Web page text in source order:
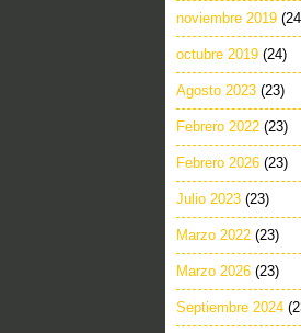
noviembre 2019
octubre 2019 (24)
Agosto 2023 (23)
Febrero 2022 (23)
Febrero 2026 (23)
Julio 2023 (23)
Marzo 2022 (23)
Marzo 2026 (23)
Septiembre 2024